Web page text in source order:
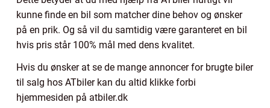
kunne finde en bil som matcher dine behov og ønsker
på en prik. Og så vil du samtidig være garanteret en bil
hvis pris står 100% mål med dens kvalitet.
Hvis du ønsker at se de mange annoncer for brugte biler
til salg hos ATbiler kan du altid klikke forbi
hjemmesiden på atbiler.dk